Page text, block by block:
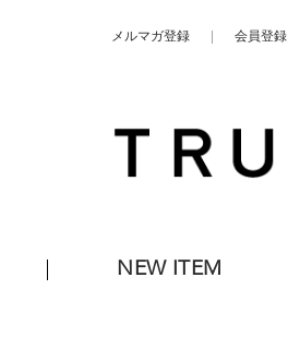
メルマガ登録 会員登録
NEW ITEM